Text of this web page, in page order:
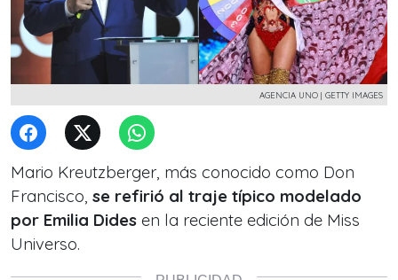
AGENCIA UNO | GETTY IMAGES
Mario Kreutzberger, más conocido como Don
Francisco, se refirió al traje típico modelado
por Emilia Dides en la reciente edición de Miss
Universo.